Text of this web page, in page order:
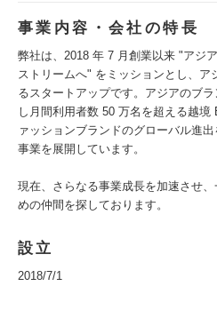
事業内容・会社の特長
弊社は、2018 年 7 月創業以来 "アジ
ストリームへ" をミッションとし、ア
るスタートアップです。アジアのブ
し月間利用者数 50 万名を超える越
ァッションブランドのグローバル進
事業を展開しています。
現在、さらなる事業成長を加速させ
めの仲間を探しております。
設立
2018/7/1